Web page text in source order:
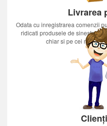
Livrarea
Odata cu inregistrarea comenzii
ridicati produsele de
chiar si pe cei mai